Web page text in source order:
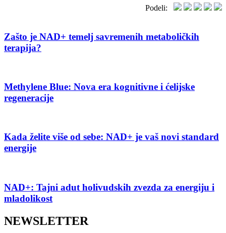
Podeli:
Zašto je NAD+ temelj savremenih metaboličkih
terapija?
Methylene Blue: Nova era kognitivne i ćelijske
regeneracije
Kada želite više od sebe: NAD+ je vaš novi standard
energije
NAD+: Tajni adut holivudskih zvezda za energiju i
mladolikost
NEWSLETTER